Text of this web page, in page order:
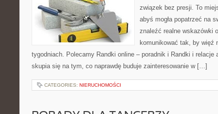
związek bez presji. To
abyś mogła popatrzeć na
znaleźć realne wskazówki
komunikować tak, by więź
tygodniach. Polecamy Randki online – poradnik i Randki i relacje
skupia się na tym, co naprawdę buduje zainteresowanie w […]
CATEGORIES: NIERUCHOMOŚCI